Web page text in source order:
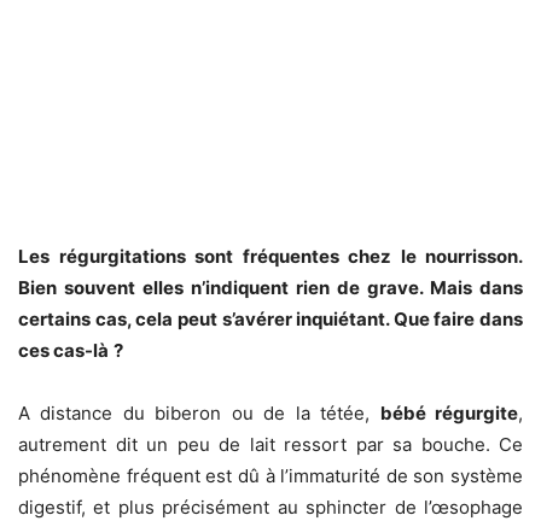
Les régurgitations sont fréquentes chez le nourrisson.
Bien souvent elles n’indiquent rien de grave. Mais dans
certains cas, cela peut s’avérer inquiétant. Que faire dans
ces cas-là ?
A distance du biberon ou de la tétée, bébé régurgite,
autrement dit un peu de lait ressort par sa bouche. Ce
phénomène fréquent est dû à l’immaturité de son système
digestif, et plus précisément au sphincter de l’œsophage